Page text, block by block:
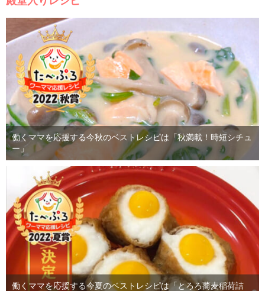
働くママを応援する今秋のベストレシピは「秋満載！時短シチュ
ー」
働くママを応援する今夏のベストレシピは「とろろ蕎麦稲荷詰